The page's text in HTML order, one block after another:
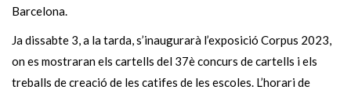
Barcelona.
Ja dissabte 3, a la tarda, s’inaugurarà l’exposició Corpus 2023,
on es mostraran els cartells del 37è concurs de cartells i els
treballs de creació de les catifes de les escoles. L’horari de